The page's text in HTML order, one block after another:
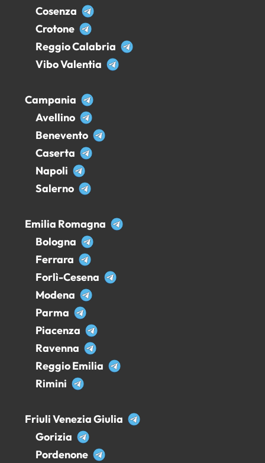
Cosenza
Crotone
Reggio Calabria
Vibo Valentia
Campania
Avellino
Benevento
Caserta
Napoli
Salerno
Emilia Romagna
Bologna
Ferrara
Forlì-Cesena
Modena
Parma
Piacenza
Ravenna
Reggio Emilia
Rimini
Friuli Venezia Giulia
Gorizia
Pordenone